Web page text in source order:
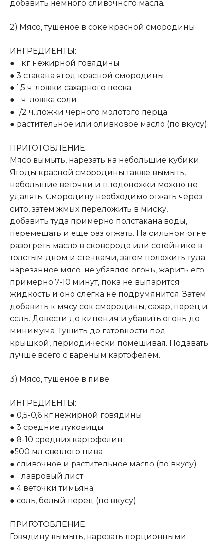
добавить немного сливочного масла.
2) Мясо, тушеное в соке красной смородины
ИНГРЕДИЕНТЫ:
● 1 кг нежирной говядины
● 3 стакана ягод красной смородины
● 1,5 ч. ложки сахарного песка
● 1 ч. ложка соли
● 1/2 ч. ложки черного молотого перца
● растительное или оливковое масло (по вкусу)
ПРИГОТОВЛЕНИЕ:
Мясо вымыть, нарезать на небольшие кубики.
Ягоды красной смородины также вымыть,
небольшие веточки и плодоножки можно не
удалять. Смородину необходимо отжать через
сито, затем жмых переложить в миску,
добавить туда примерно полстакана воды,
перемешать и еще раз отжать. На сильном огне
разогреть масло в сковороде или сотейнике в
толстым дном и стенками, затем положить туда
нарезанное мясо. не убавляя огонь, жарить его
примерно 7-10 минут, пока не выпарится
жидкость и оно слегка не подрумянится. Затем
добавить к мясу сок смородины, сахар, перец и
соль. Довести до кипения и убавить огонь до
минимума. Тушить до готовности под
крышкой, периодически помешивая. Подавать
лучше всего с вареным картофелем.
3) Мясо, тушеное в пиве
ИНГРЕДИЕНТЫ:
● 0,5-0,6 кг нежирной говядины
● 3 средние луковицы
● 8-10 средних картофелин
●500 мл светлого пива
● сливочное и растительное масло (по вкусу)
● 1 лавровый лист
● 4 веточки тимьяна
● соль, белый перец (по вкусу)
ПРИГОТОВЛЕНИЕ:
Говядину вымыть, нарезать порционными